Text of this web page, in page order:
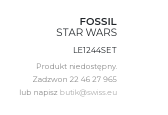
FOSSIL
STAR WARS
LE1244SET
Produkt niedostępny.
Zadzwon 22 46 27 965
lub napisz butik@swiss.eu